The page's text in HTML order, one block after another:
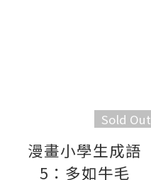
Sold Out
漫畫小學生成語
5：多如牛毛